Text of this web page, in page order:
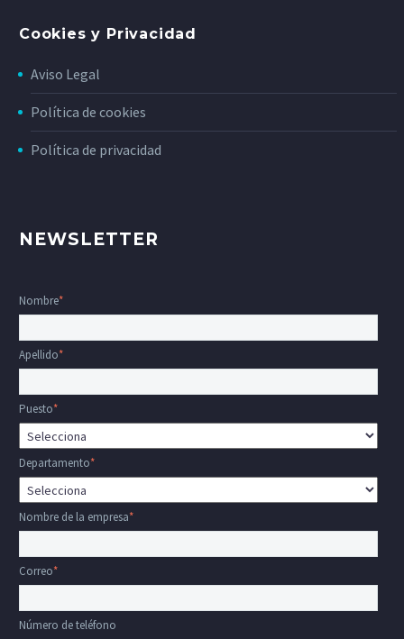
Cookies y Privacidad
Aviso Legal
Política de cookies
Política de privacidad
NEWSLETTER
Nombre*
Apellido*
Puesto*
Departamento*
Nombre de la empresa*
Correo*
Número de teléfono